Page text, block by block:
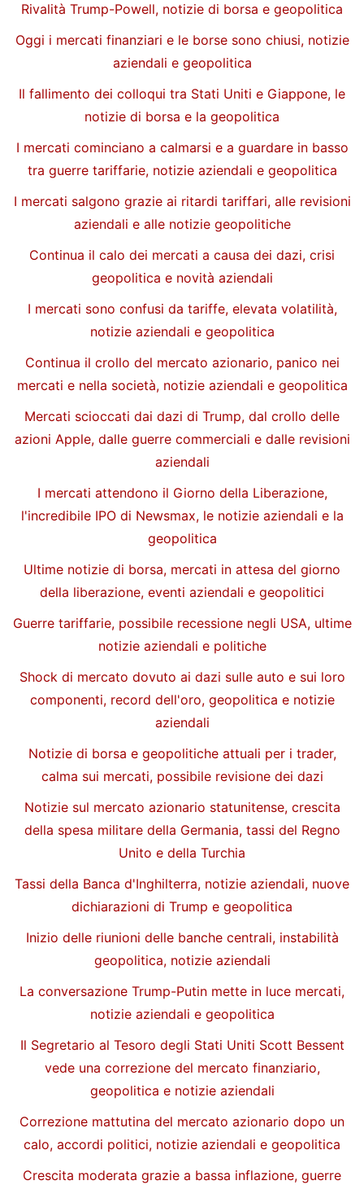
Rivalità Trump-Powell, notizie di borsa e geopolitica
Oggi i mercati finanziari e le borse sono chiusi, notizie
aziendali e geopolitica
Il fallimento dei colloqui tra Stati Uniti e Giappone, le
notizie di borsa e la geopolitica
I mercati cominciano a calmarsi e a guardare in basso
tra guerre tariffarie, notizie aziendali e geopolitica
I mercati salgono grazie ai ritardi tariffari, alle revisioni
aziendali e alle notizie geopolitiche
Continua il calo dei mercati a causa dei dazi, crisi
geopolitica e novità aziendali
I mercati sono confusi da tariffe, elevata volatilità,
notizie aziendali e geopolitica
Continua il crollo del mercato azionario, panico nei
mercati e nella società, notizie aziendali e geopolitica
Mercati scioccati dai dazi di Trump, dal crollo delle
azioni Apple, dalle guerre commerciali e dalle revisioni
aziendali
I mercati attendono il Giorno della Liberazione,
l'incredibile IPO di Newsmax, le notizie aziendali e la
geopolitica
Ultime notizie di borsa, mercati in attesa del giorno
della liberazione, eventi aziendali e geopolitici
Guerre tariffarie, possibile recessione negli USA, ultime
notizie aziendali e politiche
Shock di mercato dovuto ai dazi sulle auto e sui loro
componenti, record dell'oro, geopolitica e notizie
aziendali
Notizie di borsa e geopolitiche attuali per i trader,
calma sui mercati, possibile revisione dei dazi
Notizie sul mercato azionario statunitense, crescita
della spesa militare della Germania, tassi del Regno
Unito e della Turchia
Tassi della Banca d'Inghilterra, notizie aziendali, nuove
dichiarazioni di Trump e geopolitica
Inizio delle riunioni delle banche centrali, instabilità
geopolitica, notizie aziendali
La conversazione Trump-Putin mette in luce mercati,
notizie aziendali e geopolitica
Il Segretario al Tesoro degli Stati Uniti Scott Bessent
vede una correzione del mercato finanziario,
geopolitica e notizie aziendali
Correzione mattutina del mercato azionario dopo un
calo, accordi politici, notizie aziendali e geopolitica
Crescita moderata grazie a bassa inflazione, guerre